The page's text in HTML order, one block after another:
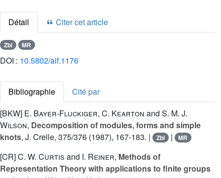
Détail Citer cet article
Zbl MR
DOI : 10.5802/aif.1176
Bibliographie
Cité par
[BKW] E. Bayer-Fluckiger, C. Kearton and S. M. J.
Wilson, Decomposition of modules, forms and simple
knots, J. Crelle, 375/376 (1987), 167-183. | Zbl | MR
[CR]C. W. Curtis and I. Reiner, Methods of
Representation Theory with applications to finite groups